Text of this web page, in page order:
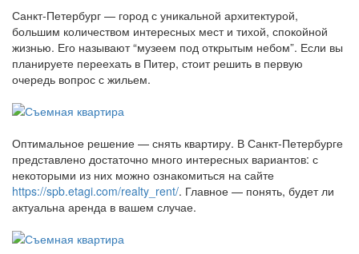
Санкт-Петербург — город с уникальной архитектурой,
большим количеством интересных мест и тихой, спокойной
жизнью. Его называют “музеем под открытым небом”. Если вы
планируете переехать в Питер, стоит решить в первую
очередь вопрос с жильем.
Оптимальное решение — снять квартиру. В Санкт-Петербурге
представлено достаточно много интересных вариантов: с
некоторыми из них можно ознакомиться на сайте
https://spb.etagi.com/realty_rent/. Главное — понять, будет ли
актуальна аренда в вашем случае.